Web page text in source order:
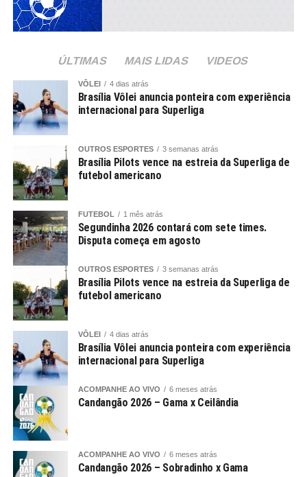
ÚLTIMAS MAIS LIDAS VIDEOS
VÔLEI 4 dias atrás
Brasília Vôlei anuncia ponteira com experiência
internacional para Superliga
OUTROS ESPORTES 3 semanas atrás
Brasília Pilots vence na estreia da Superliga de
futebol americano
FUTEBOL 1 mês atrás
Segundinha 2026 contará com sete times.
Disputa começa em agosto
OUTROS ESPORTES 3 semanas atrás
Brasília Pilots vence na estreia da Superliga de
futebol americano
VÔLEI 4 dias atrás
Brasília Vôlei anuncia ponteira com experiência
internacional para Superliga
ACOMPANHE AO VIVO 6 meses atrás
Candangão 2026 – Gama x Ceilândia
ACOMPANHE AO VIVO 6 meses atrás
Candangão 2026 – Sobradinho x Gama